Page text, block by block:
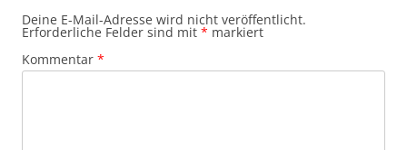
Deine E-Mail-Adresse wird nicht veröffentlicht.
Erforderliche Felder sind mit * markiert
Kommentar *